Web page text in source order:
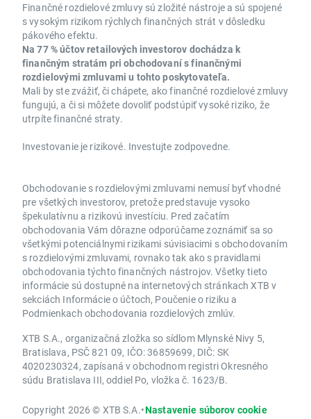
Finančné rozdielové zmluvy sú zložité nástroje a sú spojené
s vysokým rizikom rýchlych finančných strát v dôsledku
pákového efektu.
Na 77 % účtov retailových investorov dochádza k
finančným stratám pri obchodovaní s finančnými
rozdielovými zmluvami u tohto poskytovateľa.
Mali by ste zvážiť, či chápete, ako finančné rozdielové zmluvy
fungujú, a či si môžete dovoliť podstúpiť vysoké riziko, že
utrpíte finančné straty.
Investovanie je rizikové. Investujte zodpovedne.
Obchodovanie s rozdielovými zmluvami nemusí byť vhodné
pre všetkých investorov, pretože predstavuje vysoko
špekulatívnu a rizikovú investíciu. Pred začatím
obchodovania Vám dôrazne odporúčame zoznámiť sa so
všetkými potenciálnymi rizikami súvisiacimi s obchodovaním
s rozdielovými zmluvami, rovnako tak ako s pravidlami
obchodovania týchto finančných nástrojov. Všetky tieto
informácie sú dostupné na internetových stránkach XTB v
sekciách Informácie o účtoch, Poučenie o riziku a
Podmienkach obchodovania rozdielových zmlúv.
XTB S.A., organizačná zložka so sídlom Mlynské Nivy 5,
Bratislava, PSČ 821 09, IČO: 36859699, DIČ: SK
4020230324, zapísaná v obchodnom registri Okresného
súdu Bratislava III, oddiel Po, vložka č. 1623/B.
Copyright 2026 © XTB S.A.•Nastavenie súborov cookie